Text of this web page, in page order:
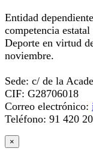
Entidad
competencia
Deporte en virtud
noviembre.
Sede: c/ de la
CIF: G28706018
Correo electrónico:
Teléfono: 91 420
×